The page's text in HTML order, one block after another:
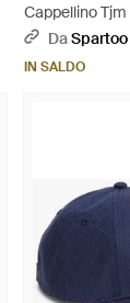
Cappellino
DaSpartoo
IN SALDO